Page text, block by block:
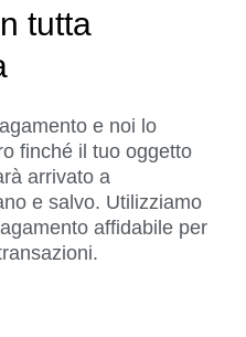
tutta
e noi lo
finché il tuo oggetto
arrivato a
e salvo. Utilizziamo
affidabile per